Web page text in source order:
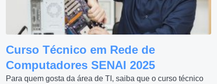
Curso Técnico em Rede de
Computadores SENAI 2025
Para quem gosta da área de TI, saiba que o curso técnico